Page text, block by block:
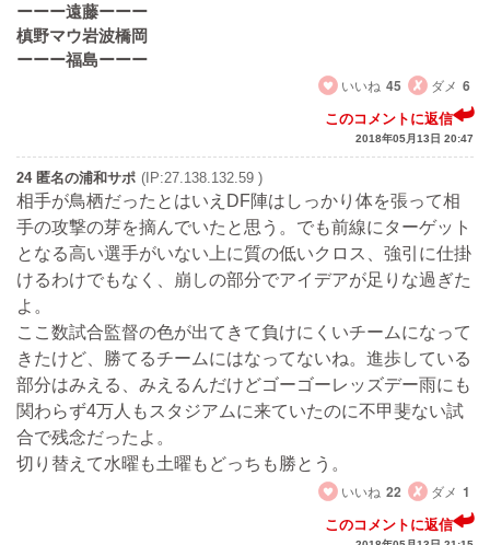
ーーー遠藤ーーー
槙野マウ岩波橋岡
ーーー福島ーーー
いいね 45 ダメ 6
このコメントに返信
2018年05月13日 20:47
24 匿名の浦和サポ (IP:27.138.132.59 )
相手が鳥栖だったとはいえDF陣はしっかり体を張って相
手の攻撃の芽を摘んでいたと思う。でも前線にターゲット
となる高い選手がいない上に質の低いクロス、強引に仕掛
けるわけでもなく、崩しの部分でアイデアが足りな過ぎた
よ。
ここ数試合監督の色が出てきて負けにくいチームになって
きたけど、勝てるチームにはなってないね。進歩している
部分はみえる、みえるんだけどゴーゴーレッズデー雨にも
関わらず4万人もスタジアムに来ていたのに不甲斐ない試
合で残念だったよ。
切り替えて水曜も土曜もどっちも勝とう。
いいね 22 ダメ 1
このコメントに返信